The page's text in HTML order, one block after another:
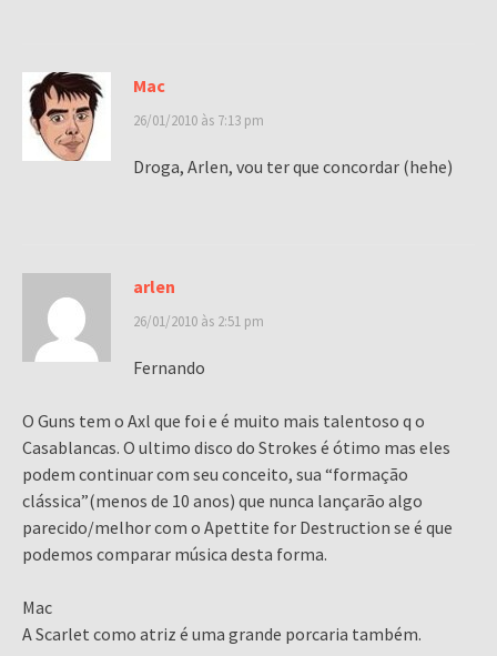
Mac
26/01/2010 às 7:13 pm
Droga, Arlen, vou ter que concordar (hehe)
arlen
26/01/2010 às 2:51 pm
Fernando
O Guns tem o Axl que foi e é muito mais talentoso q o
Casablancas. O ultimo disco do Strokes é ótimo mas eles
podem continuar com seu conceito, sua “formação
clássica”(menos de 10 anos) que nunca lançarão algo
parecido/melhor com o Apettite for Destruction se é que
podemos comparar música desta forma.
Mac
A Scarlet como atriz é uma grande porcaria também.